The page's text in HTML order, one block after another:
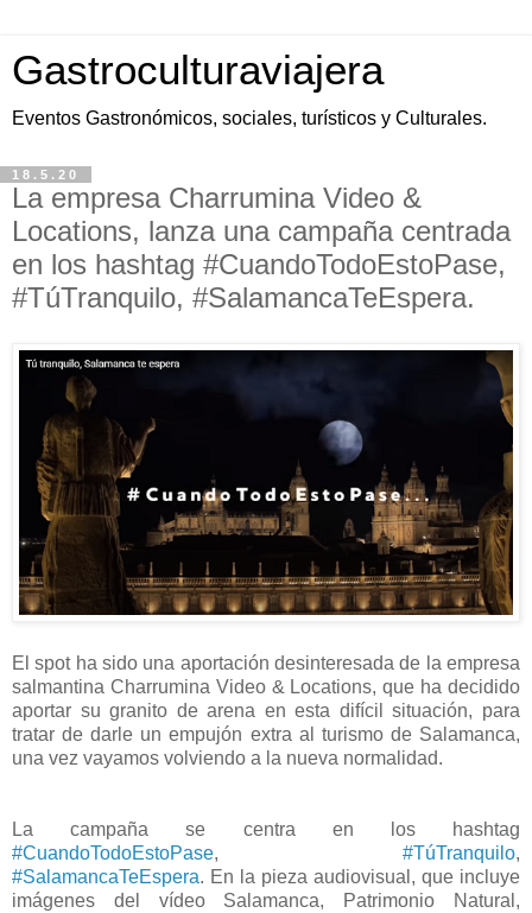
Gastroculturaviajera
Eventos Gastronómicos, sociales, turísticos y Culturales.
18.5.20
La empresa Charrumina Video &
Locations, lanza una campaña centrada
en los hashtag #CuandoTodoEstoPase,
#TúTranquilo, #SalamancaTeEspera.
El spot ha sido una aportación desinteresada de la empresa
salmantina Charrumina Video & Locations, que ha decidido
aportar su granito de arena en esta difícil situación, para
tratar de darle un empujón extra al turismo de Salamanca,
una vez vayamos volviendo a la nueva normalidad.
La campaña se centra en los hashtag
#CuandoTodoEstoPase, #TúTranquilo,
#SalamancaTeEspera. En la pieza audiovisual, que incluye
imágenes del vídeo Salamanca, Patrimonio Natural,